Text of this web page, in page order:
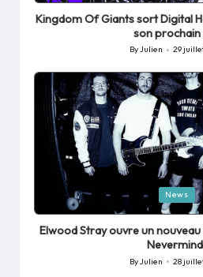
Kingdom Of Giants sort Digital
son prochain
Posted
by
ByJulien 29
Posted
News
Elwood Stray ouvre un
Posted
ByJulien 28